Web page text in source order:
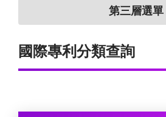
第三層選單
國際專利分類查詢